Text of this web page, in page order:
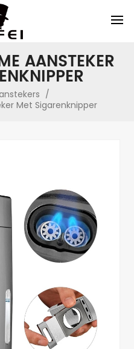
AANSTEKER
/
Met Sigarenknipper